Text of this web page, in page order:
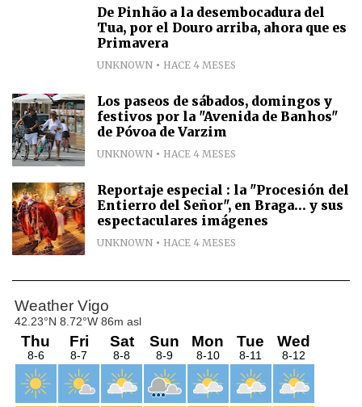
De Pinhão a la desembocadura del
Tua, por el Douro arriba, ahora que es
Primavera
UNKNOWN HACE 4 MESES
Los paseos de sábados, domingos y
festivos por la "Avenida de Banhos"
de Póvoa de Varzim
UNKNOWN HACE 4 MESES
Reportaje especial : la "Procesión del
Entierro del Señor", en Braga... y sus
espectaculares imágenes
UNKNOWN HACE 4 MESES